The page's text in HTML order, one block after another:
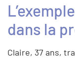
dans la
Claire, 37 ans,